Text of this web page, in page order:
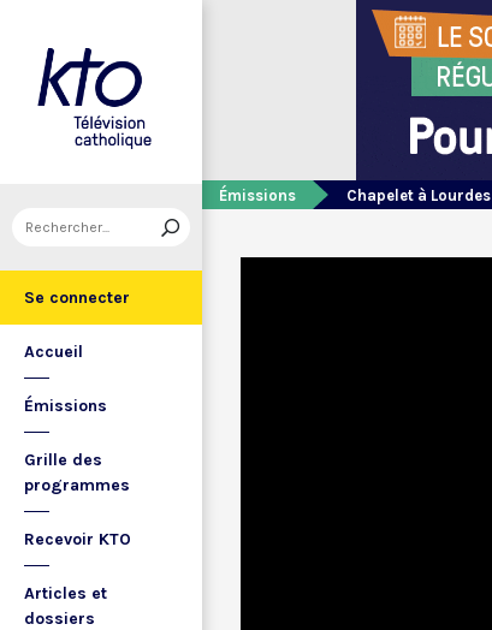
Se connecter
Accueil
Émissions
Grille des
programmes
Recevoir KTO
Articles et
dossiers
Émissions Chapelet à Lourdes